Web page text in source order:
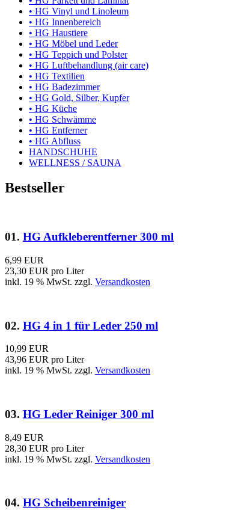
• HG Vinyl und Linoleum
• HG Innenbereich
• HG Haustiere
• HG Möbel und Leder
• HG Teppich und Polster
• HG Luftbehandlung (air care)
• HG Textilien
• HG Badezimmer
• HG Gold, Silber, Kupfer
• HG Küche
• HG Schwämme
• HG Entferner
• HG Abfluss
HANDSCHUHE
WELLNESS / SAUNA
Bestseller
01. HG Aufkleberentferner 300 ml
6,99 EUR
23,30 EUR pro Liter
inkl. 19 % MwSt. zzgl. Versandkosten
02. HG 4 in 1 für Leder 250 ml
10,99 EUR
43,96 EUR pro Liter
inkl. 19 % MwSt. zzgl. Versandkosten
03. HG Leder Reiniger 300 ml
8,49 EUR
28,30 EUR pro Liter
inkl. 19 % MwSt. zzgl. Versandkosten
04. HG Scheibenreiniger